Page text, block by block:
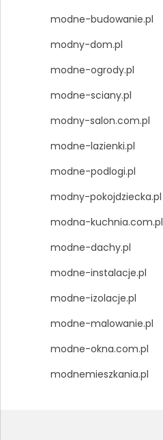
modne-budowanie.pl
modny-dom.pl
modne-ogrody.pl
modne-sciany.pl
modny-salon.com.pl
modne-lazienki.pl
modne-podlogi.pl
modny-pokojdziecka.pl
modna-kuchnia.com.pl
modne-dachy.pl
modne-instalacje.pl
modne-izolacje.pl
modne-malowanie.pl
modne-okna.com.pl
modnemieszkania.pl